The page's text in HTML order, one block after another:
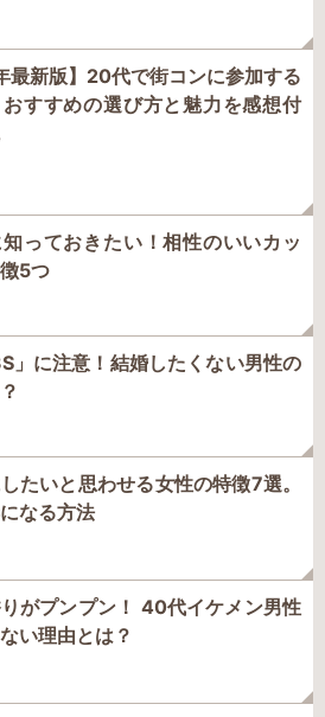
最新版】20代で街コンに参加する
すすめの選び方と魅力を感想付
知っておきたい！相性のいいカッ
5つ
」に注意！結婚したくない男性の
たいと思わせる女性の特徴7選。
なる方法
がプンプン！ 40代イケメン男性
い理由とは？